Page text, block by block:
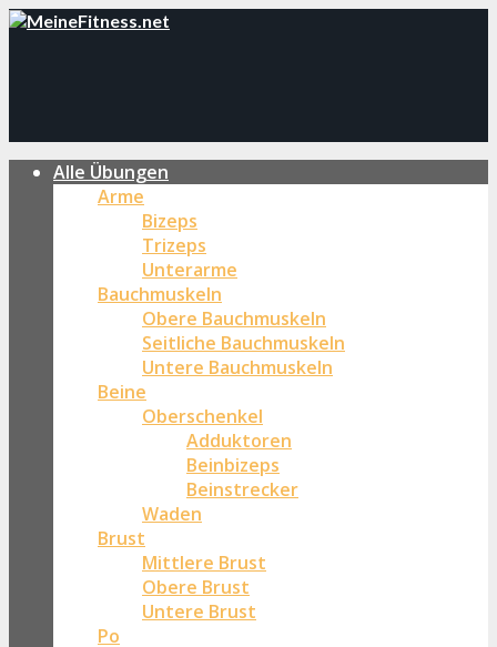
Alle Übungen
Arme
Bizeps
Trizeps
Unterarme
Bauchmuskeln
Obere Bauchmuskeln
Seitliche Bauchmuskeln
Untere Bauchmuskeln
Beine
Oberschenkel
Adduktoren
Beinbizeps
Beinstrecker
Waden
Brust
Mittlere Brust
Obere Brust
Untere Brust
Po